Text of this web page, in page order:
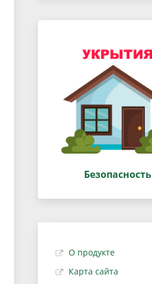
Безопасность
О продукте
Карта сайта